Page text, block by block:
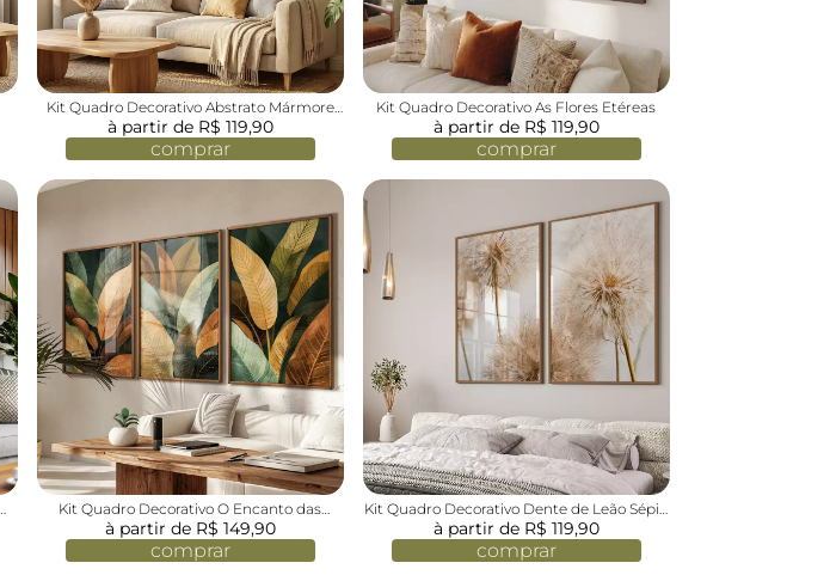
Kit Quadro Decorativo Abstrato Mármore
Branco e Dourado
à partir de R$ 119,90
comprar
Kit Quadro Decorativo As Flores Etéreas
à partir de R$ 119,90
comprar
Kit Quadro Decorativo O Encanto das
Folhas
à partir de R$ 149,90
comprar
Kit Quadro Decorativo Dente de Leão Sépia
Dourado
à partir de R$ 119,90
comprar